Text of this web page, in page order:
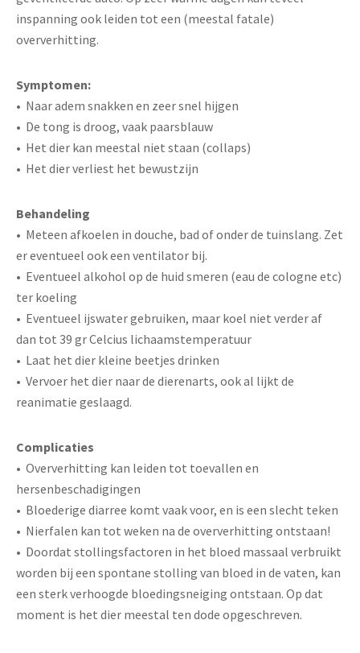
inspanning ook leiden tot een (meestal fatale)
oververhitting.
Symptomen:
• Naar adem snakken en zeer snel hijgen
• De tong is droog, vaak paarsblauw
• Het dier kan meestal niet staan (collaps)
• Het dier verliest het bewustzijn
Behandeling
• Meteen afkoelen in douche, bad of onder de tuinslang. Zet
er eventueel ook een ventilator bij.
• Eventueel alkohol op de huid smeren (eau de cologne etc)
ter koeling
• Eventueel ijswater gebruiken, maar koel niet verder af
dan tot 39 gr Celcius lichaamstemperatuur
• Laat het dier kleine beetjes drinken
• Vervoer het dier naar de dierenarts, ook al lijkt de
reanimatie geslaagd.
Complicaties
• Oververhitting kan leiden tot toevallen en
hersenbeschadigingen
• Bloederige diarree komt vaak voor, en is een slecht teken
• Nierfalen kan tot weken na de oververhitting ontstaan!
• Doordat stollingsfactoren in het bloed massaal verbruikt
worden bij een spontane stolling van bloed in de vaten, kan
een sterk verhoogde bloedingsneiging ontstaan. Op dat
moment is het dier meestal ten dode opgeschreven.